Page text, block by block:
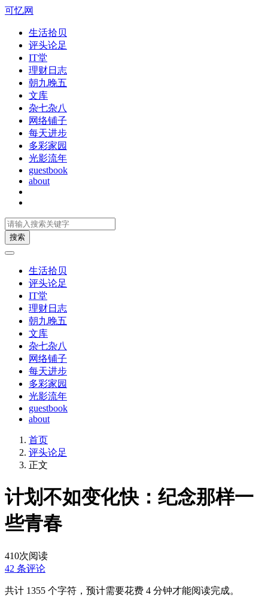
可忆网
生活拾贝
评头论足
IT堂
理财日志
朝九晚五
文库
杂七杂八
网络铺子
每天进步
多彩家园
光影流年
guestbook
about
搜索
生活拾贝
评头论足
IT堂
理财日志
朝九晚五
文库
杂七杂八
网络铺子
每天进步
多彩家园
光影流年
guestbook
about
首页
评头论足
正文
计划不如变化快：纪念那样一
些青春
410次阅读
42 条评论
共计 1355 个字符，预计需要花费 4 分钟才能阅读完成。